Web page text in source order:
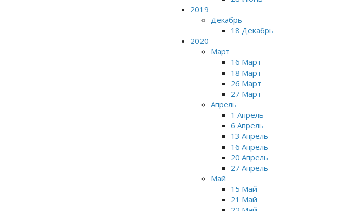
2019
Декабрь
18 Декабрь
2020
Март
16 Март
18 Март
26 Март
27 Март
Апрель
1 Апрель
6 Апрель
13 Апрель
16 Апрель
20 Апрель
27 Апрель
Май
15 Май
21 Май